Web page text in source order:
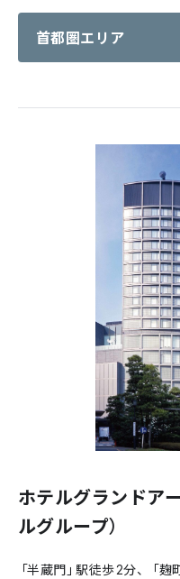
首都圏エリア
ホテルグランドア
ルグループ）
「半蔵門」駅徒歩2分、「